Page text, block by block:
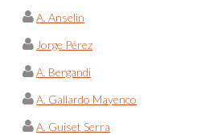
A. Anselin
Jorge Pérez
A. Bergandi
A. Gallardo Mayenco
A. Guiset Serra